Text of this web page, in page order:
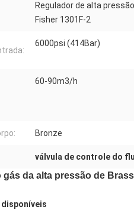
Regulador de alta
Fisher 1301F-2
6000psi (414Bar)
60-90m3/h
Bronze
válvula de controle do
gás da alta pressão de